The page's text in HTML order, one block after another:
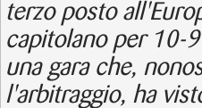
terzo posto
capitolano per 10-
una gara che,
l'arbitraggio, ha